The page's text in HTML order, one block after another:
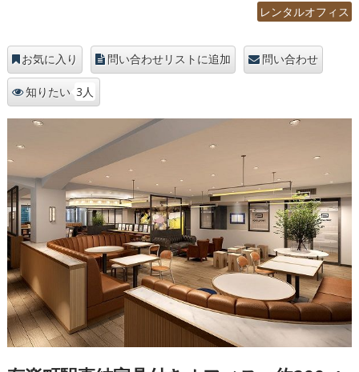
レンタルオフィス
お気に入り 問い合わせリストに追加 問い合わせ
知りたい 3人